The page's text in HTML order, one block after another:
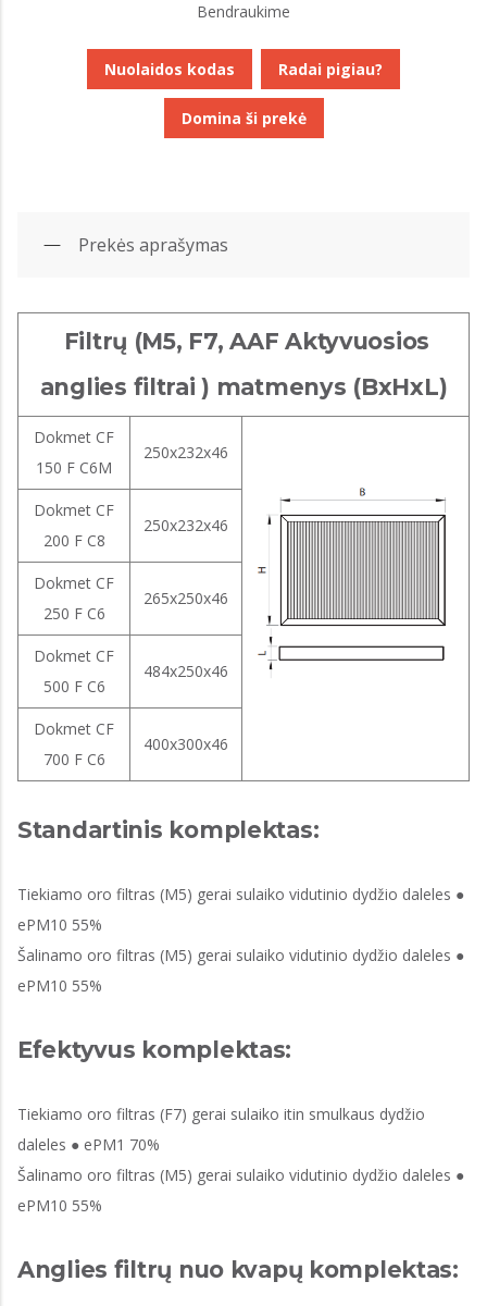
Bendraukime
Nuolaidos kodas Radai pigiau?
Domina ši prekė
Prekės aprašymas
Filtrų (M5, F7, AAF Aktyvuosios
anglies filtrai ) matmenys (BxHxL)
Dokmet CF
150 F C6M
250x232x46
Dokmet CF
200 F C8
250x232x46
Dokmet CF
250 F C6
265x250x46
Dokmet CF
500 F C6
484x250x46
Dokmet CF
700 F C6
400x300x46
Standartinis komplektas:
Tiekiamo oro filtras (M5) gerai sulaiko vidutinio dydžio daleles ●
ePM10 55%
Šalinamo oro filtras (M5) gerai sulaiko vidutinio dydžio daleles ●
ePM10 55%
Efektyvus komplektas:
Tiekiamo oro filtras (F7) gerai sulaiko itin smulkaus dydžio
daleles ● ePM1 70%
Šalinamo oro filtras (M5) gerai sulaiko vidutinio dydžio daleles ●
ePM10 55%
Anglies filtrų nuo kvapų komplektas: